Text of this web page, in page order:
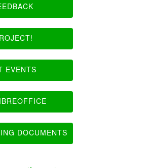
EVENTS
DOCUMENTS